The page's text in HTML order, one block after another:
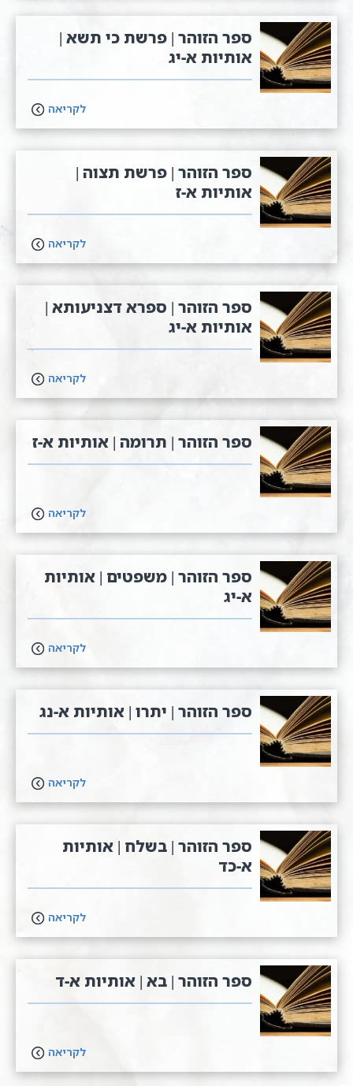
ספר הזוהר | פרשת כי תשא |
אותיות א-יג
לקריאה
ספר הזוהר | פרשת תצוה |
אותיות א-ז
לקריאה
ספר הזוהר | ספרא דצניעותא |
אותיות א-יג
לקריאה
ספר הזוהר | תרומה | אותיות א-ז
לקריאה
ספר הזוהר | משפטים | אותיות
א-יג
לקריאה
ספר הזוהר | יתרו | אותיות א-נג
לקריאה
ספר הזוהר | בשלח | אותיות
א-כד
לקריאה
ספר הזוהר | בא | אותיות א-ד
לקריאה